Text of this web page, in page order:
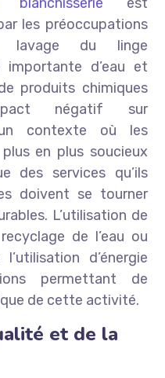
les préoccupations
lavage du linge
d’eau et
produits chimiques
négatif sur
un contexte où les
en plus soucieux
des services qu’ils
doivent se tourner
L’utilisation de
de l’eau ou
d’énergie
permettant de
de cette activité.
et de la